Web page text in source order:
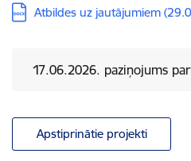
Lejupielādēt:
Atbildes uz jautājumiem
17.06.2026. paziņojums
Apstiprinātie projekti